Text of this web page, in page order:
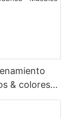
& colores